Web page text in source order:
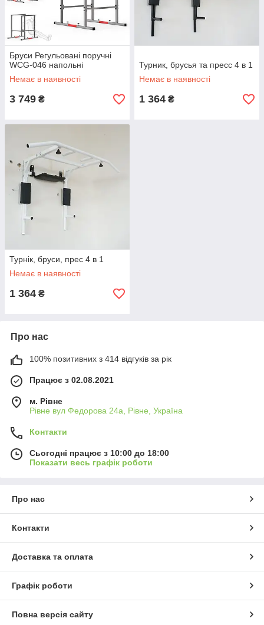
Бруси Регульовані поручні
WCG-046 напольні
Немає в наявності
3 749 ₴
Турник, брусья та пресс 4 в 1
Немає в наявності
1 364 ₴
Турнік, бруси, прес 4 в 1
Немає в наявності
1 364 ₴
Про нас
100% позитивних з 414 відгуків за рік
Працює з 02.08.2021
м. Рівне
Рівне вул Федорова 24а, Рівне, Україна
Контакти
Сьогодні працює з 10:00 до 18:00
Показати весь графік роботи
Про нас
Контакти
Доставка та оплата
Графік роботи
Повна версія сайту